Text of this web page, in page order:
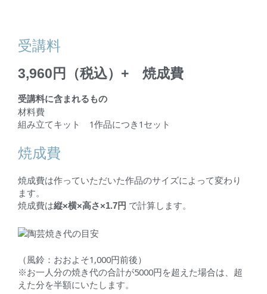
受講料
3,960円（税込）+ 焼成費
受講料に含まれるもの
材料費
組み立てキット 1作品につき1セット
焼成費
焼成費は作っていただいた作品のサイズによって変わり
ます。
焼成費は縦×横×高さ×1.7円 で計算します。
（風鈴：おおよそ1,000円前後）
※お一人分の焼き代の合計が5000円を超えた場合は、超
えた分を半額にいたします。